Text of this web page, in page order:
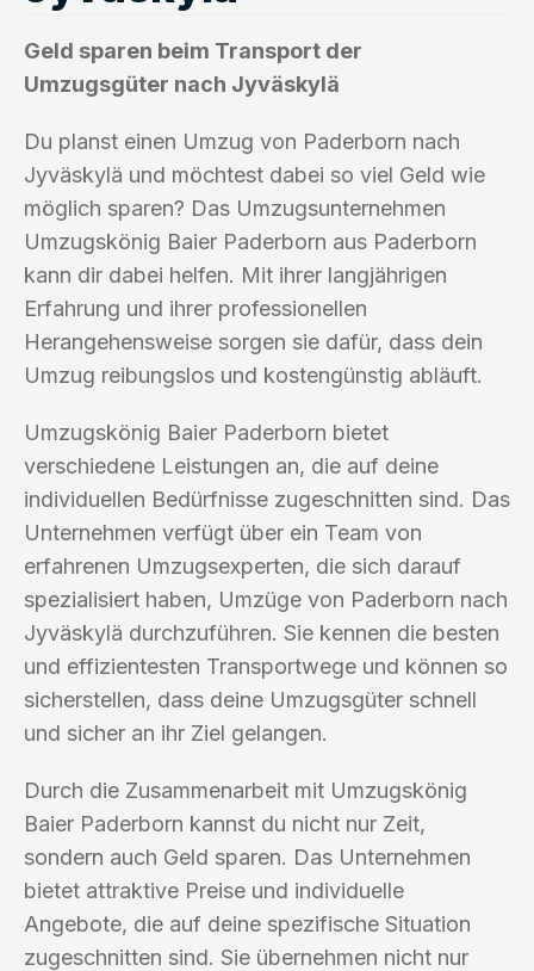
Geld sparen beim Transport der
Umzugsgüter nach Jyväskylä
Du planst einen Umzug von Paderborn nach
Jyväskylä und möchtest dabei so viel Geld wie
möglich sparen? Das Umzugsunternehmen
Umzugskönig Baier Paderborn aus Paderborn
kann dir dabei helfen. Mit ihrer langjährigen
Erfahrung und ihrer professionellen
Herangehensweise sorgen sie dafür, dass dein
Umzug reibungslos und kostengünstig abläuft.
Umzugskönig Baier Paderborn bietet
verschiedene Leistungen an, die auf deine
individuellen Bedürfnisse zugeschnitten sind. Das
Unternehmen verfügt über ein Team von
erfahrenen Umzugsexperten, die sich darauf
spezialisiert haben, Umzüge von Paderborn nach
Jyväskylä durchzuführen. Sie kennen die besten
und effizientesten Transportwege und können so
sicherstellen, dass deine Umzugsgüter schnell
und sicher an ihr Ziel gelangen.
Durch die Zusammenarbeit mit Umzugskönig
Baier Paderborn kannst du nicht nur Zeit,
sondern auch Geld sparen. Das Unternehmen
bietet attraktive Preise und individuelle
Angebote, die auf deine spezifische Situation
zugeschnitten sind. Sie übernehmen nicht nur